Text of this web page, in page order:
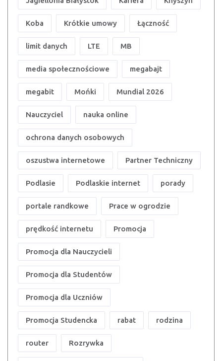
Koba Krótkie umowy Łączność
limit danych LTE MB
media społecznościowe megabajt
megabit Mońki Mundial 2026
Nauczyciel nauka online
ochrona danych osobowych
oszustwa internetowe Partner Techniczny
Podlasie Podlaskie internet porady
portale randkowe Prace w ogrodzie
prędkość internetu Promocja
Promocja dla Nauczycieli
Promocja dla Studentów
Promocja dla Uczniów
Promocja Studencka rabat rodzina
router Rozrywka